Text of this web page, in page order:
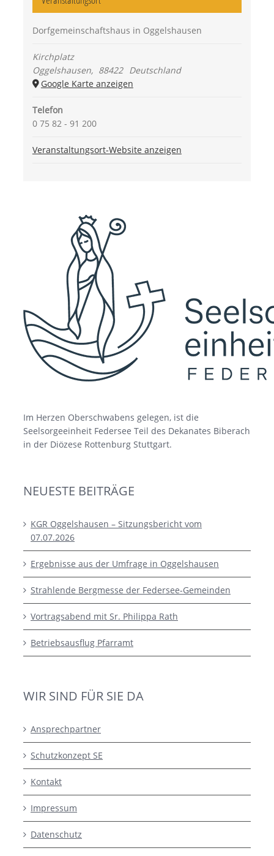
Dorfgemeinschaftshaus in Oggelshausen
Kirchplatz
Oggelshausen, 88422 Deutschland
Google Karte anzeigen
Telefon
0 75 82 - 91 200
Veranstaltungsort-Website anzeigen
Im Herzen Oberschwabens gelegen, ist die
Seelsorgeeinheit Federsee Teil des Dekanates Biberach
in der Diözese Rottenburg Stuttgart.
NEUESTE BEITRÄGE
KGR Oggelshausen – Sitzungsbericht vom
07.07.2026
Ergebnisse aus der Umfrage in Oggelshausen
Strahlende Bergmesse der Federsee-Gemeinden
Vortragsabend mit Sr. Philippa Rath
Betriebsausflug Pfarramt
WIR SIND FÜR SIE DA
Ansprechpartner
Schutzkonzept SE
Kontakt
Impressum
Datenschutz